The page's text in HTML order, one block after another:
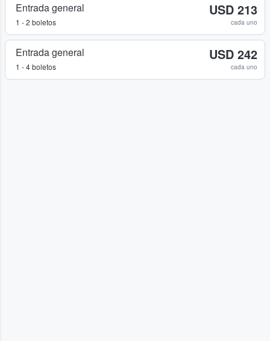
Entrada general
1 - 2 boletos
USD 213
cada uno
Entrada general
1 - 4 boletos
USD 242
cada uno